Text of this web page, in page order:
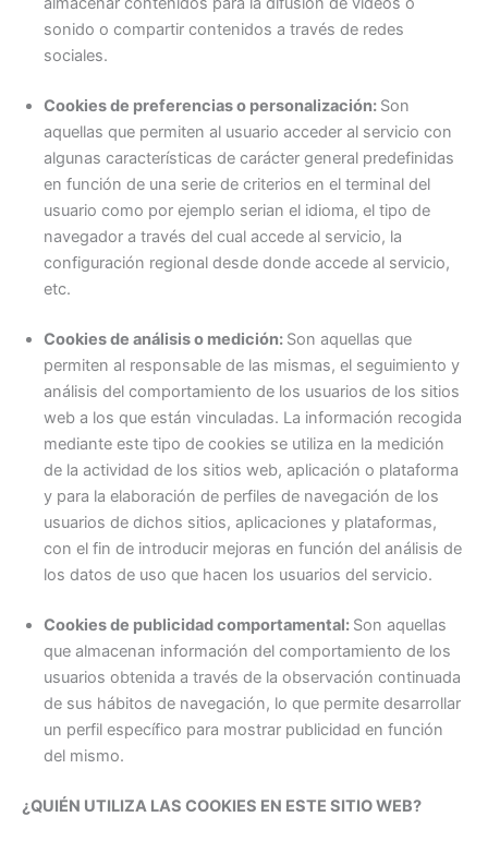
sonido o compartir contenidos a través de redes
sociales.
Cookies de preferencias o personalización: Son
aquellas que permiten al usuario acceder al servicio con
algunas características de carácter general predefinidas
en función de una serie de criterios en el terminal del
usuario como por ejemplo serian el idioma, el tipo de
navegador a través del cual accede al servicio, la
configuración regional desde donde accede al servicio,
etc.
Cookies de análisis o medición: Son aquellas que
permiten al responsable de las mismas, el seguimiento y
análisis del comportamiento de los usuarios de los sitios
web a los que están vinculadas. La información recogida
mediante este tipo de cookies se utiliza en la medición
de la actividad de los sitios web, aplicación o plataforma
y para la elaboración de perfiles de navegación de los
usuarios de dichos sitios, aplicaciones y plataformas,
con el fin de introducir mejoras en función del análisis de
los datos de uso que hacen los usuarios del servicio.
Cookies de publicidad comportamental: Son aquellas
que almacenan información del comportamiento de los
usuarios obtenida a través de la observación continuada
de sus hábitos de navegación, lo que permite desarrollar
un perfil específico para mostrar publicidad en función
del mismo.
¿QUIÉN UTILIZA LAS COOKIES EN ESTE SITIO WEB?